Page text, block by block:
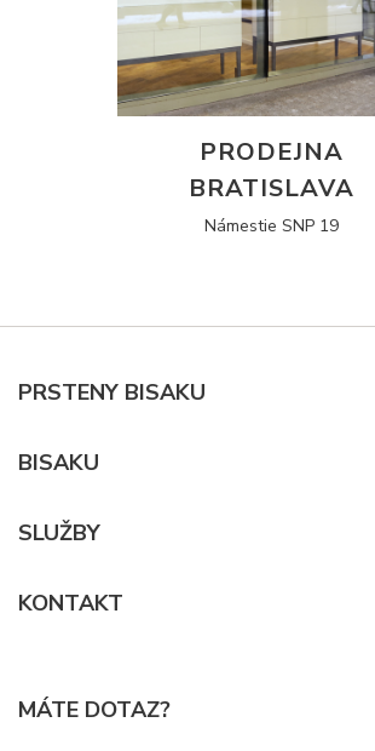
PRODEJNA
BRATISLAVA
Námestie SNP 19
PRSTENY BISAKU
BISAKU
SLUŽBY
KONTAKT
MÁTE DOTAZ?